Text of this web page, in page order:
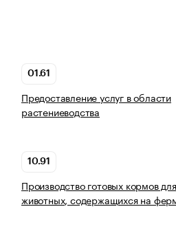
01.61
Предоставление услуг в области
растениеводства
10.91
Производство готовых кормов для
животных, содержащихся на